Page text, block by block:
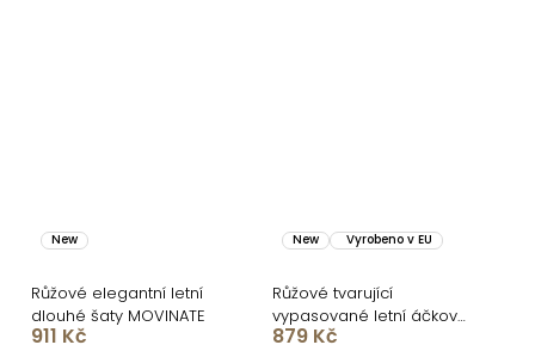
New
Růžové elegantní letní
dlouhé šaty MOVINATE
911 Kč
New Vyrobeno v EU
Růžové tvarující
vypasované letní áčkové
midi šaty VORTA
879 Kč